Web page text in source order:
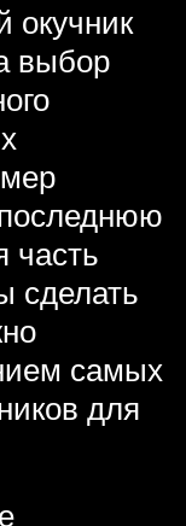
окучник
выбор
часть
сделать
самых
для